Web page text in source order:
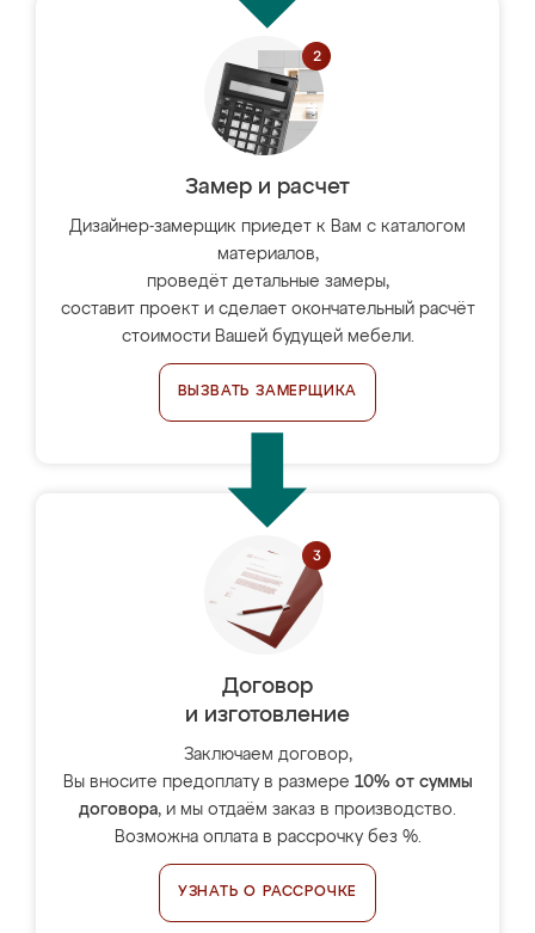
Замер и расчет
Дизайнер-замерщик приедет к Вам с каталогом
материалов,
проведёт детальные замеры,
составит проект и сделает окончательный расчёт
стоимости Вашей будущей мебели.
ВЫЗВАТЬ ЗАМЕРЩИКА
Договор
и изготовление
Заключаем договор,
Вы вносите предоплату в размере 10% от суммы
договора, и мы отдаём заказ в производство.
Возможна оплата в рассрочку без %.
УЗНАТЬ О РАССРОЧКЕ